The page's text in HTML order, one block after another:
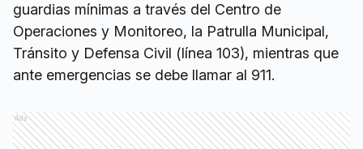
guardias mínimas a través del Centro de
Operaciones y Monitoreo, la Patrulla Municipal,
Tránsito y Defensa Civil (línea 103), mientras que
ante emergencias se debe llamar al 911.
Ads